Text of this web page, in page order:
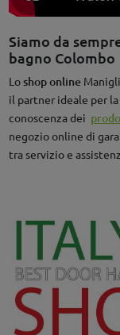
Siamo da
bagno Colombo
Loshop online
il partner ideale per la
conoscenza dei
negozio online di
tra servizio e